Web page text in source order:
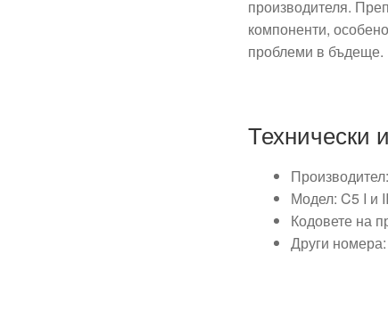
производителя.
компоненти,
проблеми в бъдеще.
Технически
Модел: C5 I и II
Кодовете на
Други